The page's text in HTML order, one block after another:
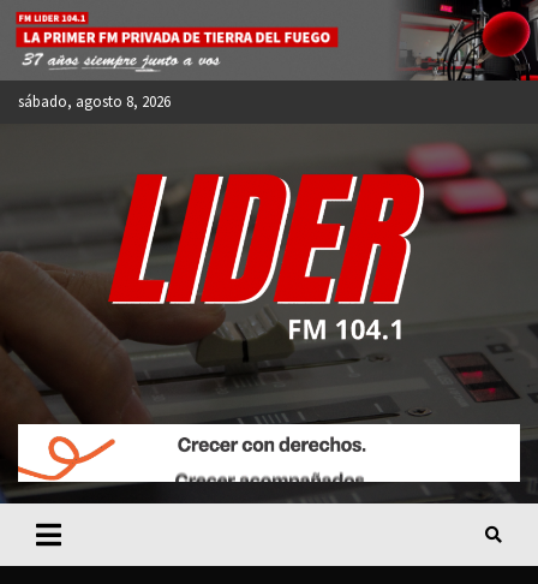
Skip
content
sábado, agosto 8, 2026
FM LIDER 104.1